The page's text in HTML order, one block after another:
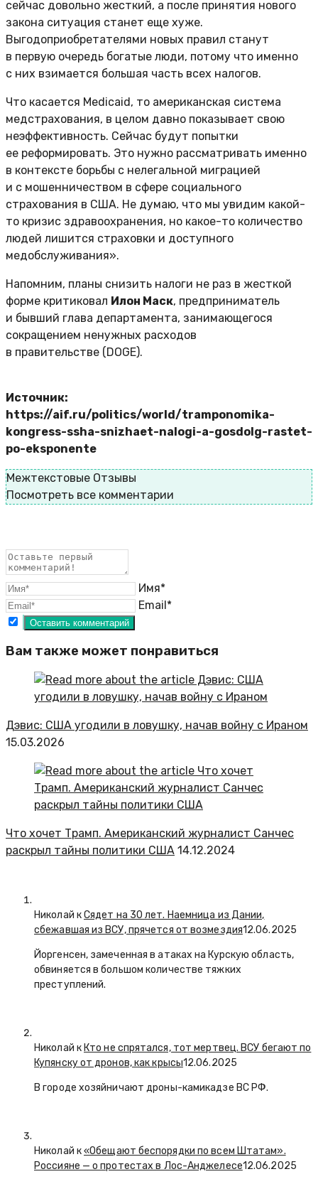
сейчас довольно жесткий, а после принятия нового
закона ситуация станет еще хуже.
Выгодоприобретателями новых правил станут
в первую очередь богатые люди, потому что именно
с них взимается большая часть всех налогов.
Что касается Medicaid, то американская система
медстрахования, в целом давно показывает свою
неэффективность. Сейчас будут попытки
ее реформировать. Это нужно рассматривать именно
в контексте борьбы с нелегальной миграцией
и с мошенничеством в сфере социального
страхования в США. Не думаю, что мы увидим какой-
то кризис здравоохранения, но какое-то количество
людей лишится страховки и доступного
медобслуживания».
Напомним, планы снизить налоги не раз в жесткой
форме критиковал Илон Маск, предприниматель
и бывший глава департамента, занимающегося
сокращением ненужных расходов
в правительстве (DOGE).
Источник:
https://aif.ru/politics/world/tramponomika-
kongress-ssha-snizhaet-nalogi-a-gosdolg-rastet-
po-eksponente
Межтекстовые Отзывы
Посмотреть все комментарии
Имя*
Email*
Вам также может понравиться
Дэвис: США угодили в ловушку, начав войну с Ираном
15.03.2026
Что хочет Трамп. Американский журналист Санчес
раскрыл тайны политики США 14.12.2024
Николай кСядет на 30 лет. Наемница из Дании,
сбежавшая из ВСУ, прячется от возмездия12.06.2025
Йоргенсен, замеченная в атаках на Курскую область,
обвиняется в большом количестве тяжких
преступлений.
Николай к Кто не спрятался, тот мертвец. ВСУ бегают по
Купянску от дронов, как крысы12.06.2025
В городе хозяйничают дроны-камикадзе ВС РФ.
Николай к«Обещают беспорядки по всем Штатам».
Россияне — о протестах в Лос-Анджелесе12.06.2025